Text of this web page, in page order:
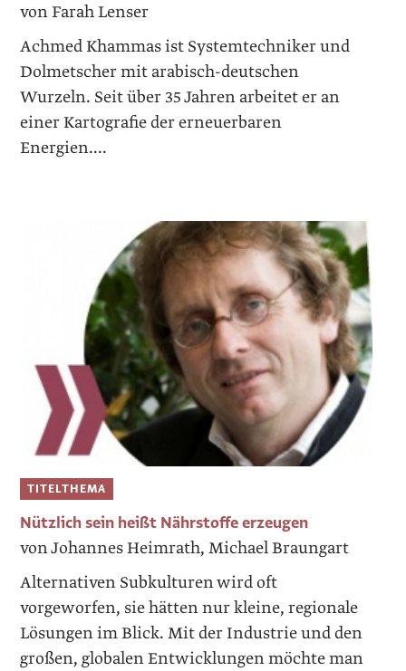
von Farah Lenser
Achmed Khammas ist Systemtechniker und
Dolmetscher mit arabisch-deutschen
Wurzeln. Seit über 35 Jahren arbeitet er an
einer Kartografie der erneuerbaren
Energien....
TITELTHEMA
Nützlich sein heißt Nährstoffe erzeugen
von Johannes Heimrath, Michael Braungart
Alternativen Subkulturen wird oft
vorgeworfen, sie hätten nur kleine, regionale
Lösungen im Blick. Mit der Industrie und den
großen, globalen Entwicklungen möchte man